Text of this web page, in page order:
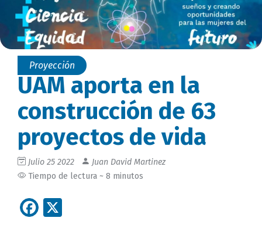
Proyección
UAM aporta en la
construcción de 63
proyectos de vida
Julio 25 2022
Juan David Martinez
Tiempo de lectura ~ 8 minutos
Facebook